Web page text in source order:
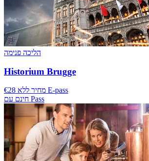
הליכה פנימה
Historium Brugge
€28 מחיר ללא E-pass
חינם עם Pass